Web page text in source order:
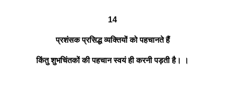
14
प्रशंसक प्रसिद्ध व्यक्तियों को पहचानते हैं
किंतु शुभचिंतकों की पहचान स्वयं ही करनी पड़ती है। ।